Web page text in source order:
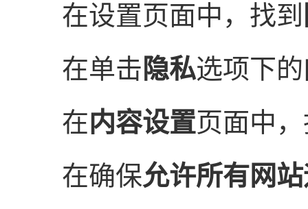
在设置页面中，找到
在单击 隐私选项下的
在内容设置页面中
在确保允许所有网